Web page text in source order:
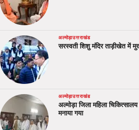
अल्मोड़ाउत्तराखंड
सरस्वती शिशु मंदिर ताड़ीखेत में
अल्मोड़ाउत्तराखंड
अल्मोड़ा जिला महिला
मनाया गया